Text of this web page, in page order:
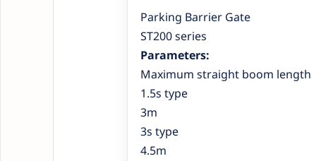
Parking Barrier Gate
ST200 series
Parameters:
Maximum straight boom length
1.5s type
3m
3s type
4.5m